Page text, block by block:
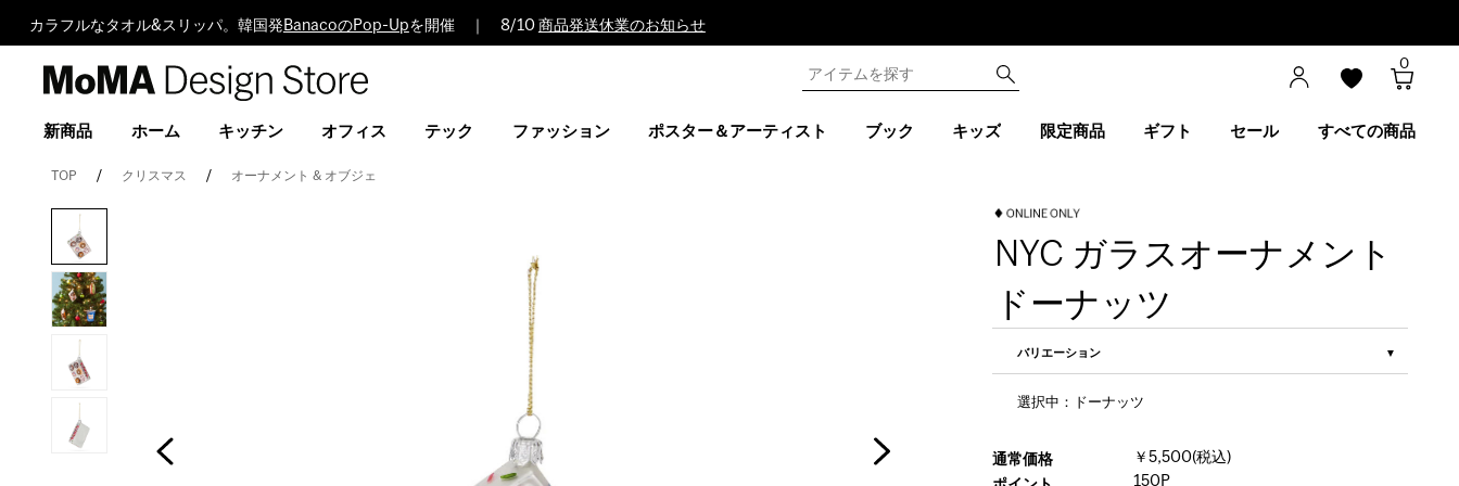
カラフルなタオル&スリッパ。韓国発 BanacoのPop-Upを開催 ｜ 8/10 商品発送休業のお知らせ
Design
0
新商品 ホーム キッチン オフィス テック ファッション ポスター＆アーティスト ブック キッズ 限定商品 ギフト セール すべての商品
TOP クリスマス オーナメント & オブジェ
NYC ガラスオーナメント
ドーナッツ
バリエーション
選択中：ドーナッツ
通常価格
￥5,500(税込)
150P